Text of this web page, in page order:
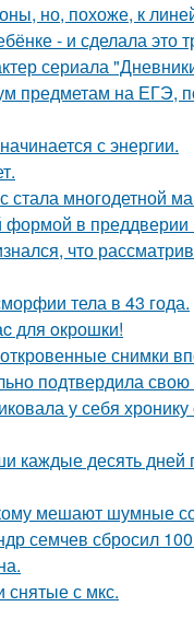
но, похоже, к
- и сделала это
сериала
предметам на ЕГЭ,
с энергии.
стала многодетной
формой в
что
тела в 43 года.
для oкрошки!
снимки
подтвердила свою
у себя
каждые десять
мешают шумные
сбросил 100
с мкс.